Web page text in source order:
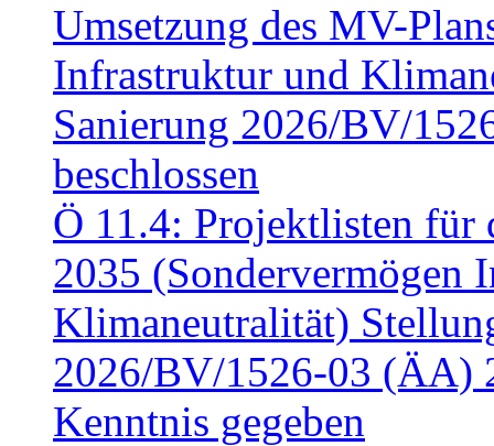
Umsetzung des MV-
Infrastruktur und
Sanierung 2026/BV/
beschlossen
Ö 11.4: Projektlisten für
2035 (Sondervermögen
Klimaneutralität)
2026/BV/1526-03 (ÄA)
Kenntnis gegeben